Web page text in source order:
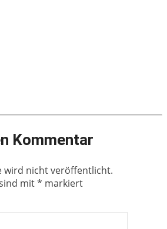
Kommentar
wird nicht veröffentlicht.
mit* markiert